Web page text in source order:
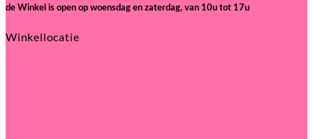
de Winkel is open op woensdag en zaterdag, van 10u tot 17u
Winkellocatie